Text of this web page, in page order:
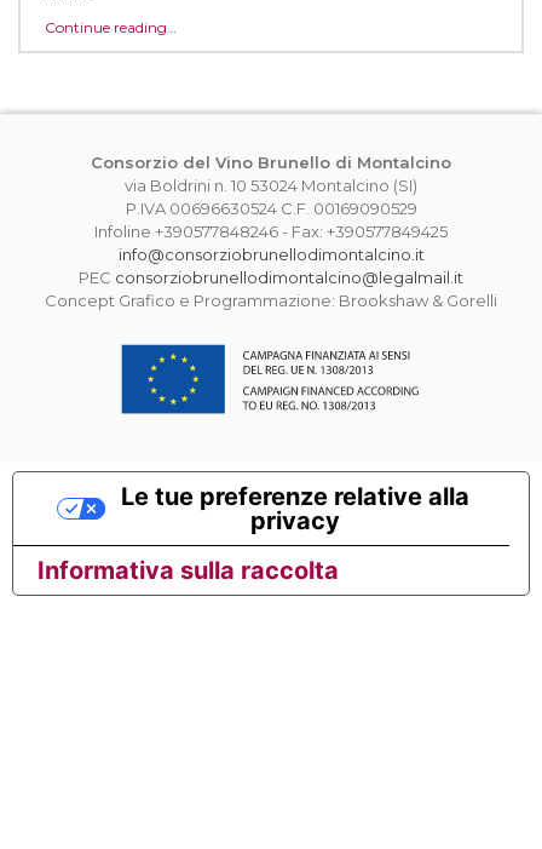
Continue reading…
Consorzio del Vino Brunello di Montalcino
via Boldrini n. 10 53024 Montalcino (SI)
P.IVA 00696630524 C.F. 00169090529
Infoline +390577848246 - Fax: +390577849425
info@consorziobrunellodimontalcino.it
PEC consorziobrunellodimontalcino@legalmail.it
Concept Grafico e Programmazione: Brookshaw & Gorelli
Informativa sulla raccolta
Le tue preferenze relative alla
privacy